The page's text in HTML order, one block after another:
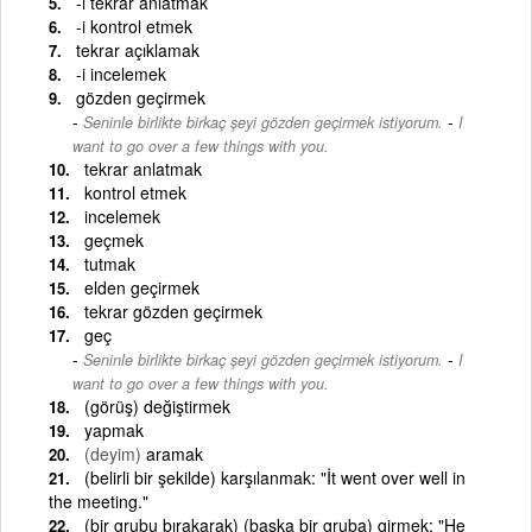
-i kontrol etmek
tekrar açıklamak
-i incelemek
gözden geçirmek
Seninle birlikte birkaç şeyi gözden geçirmek istiyorum. - I
want to go over a few things with you.
tekrar anlatmak
kontrol etmek
incelemek
geçmek
tutmak
elden geçirmek
tekrar gözden geçirmek
geç
Seninle birlikte birkaç şeyi gözden geçirmek istiyorum. - I
want to go over a few things with you.
(görüş) değiştirmek
yapmak
(deyim) aramak
(belirli bir şekilde) karşılanmak: "İt went over well in
the meeting."
(bir grubu bırakarak) (başka bir gruba) girmek: "He